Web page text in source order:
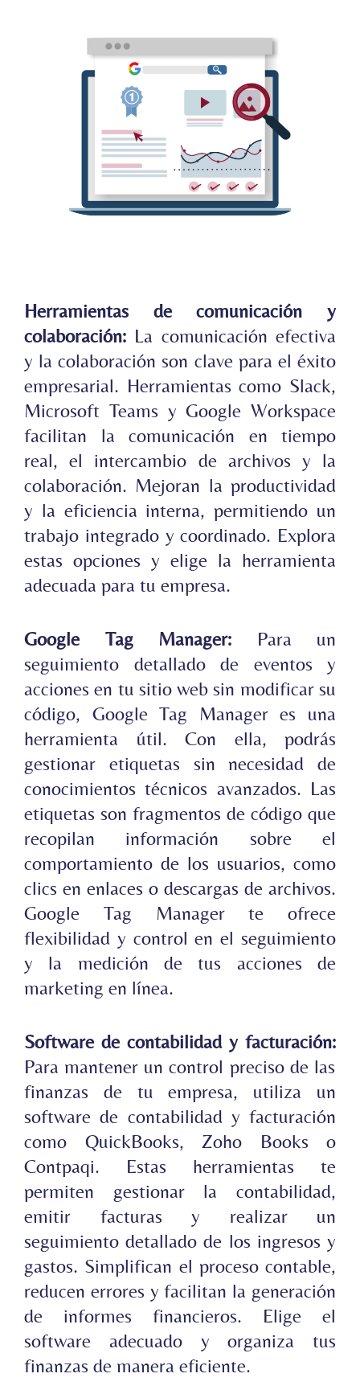
Herramientas de comunicación y
colaboración: La comunicación efectiva
y la colaboración son clave para el éxito
empresarial. Herramientas como Slack,
Microsoft Teams y Google Workspace
facilitan la comunicación en tiempo
real, el intercambio de archivos y la
colaboración. Mejoran la productividad
y la eficiencia interna, permitiendo un
trabajo integrado y coordinado. Explora
estas opciones y elige la herramienta
adecuada para tu empresa.
Google Tag Manager: Para un
seguimiento detallado de eventos y
acciones en tu sitio web sin modificar su
código, Google Tag Manager es una
herramienta útil. Con ella, podrás
gestionar etiquetas sin necesidad de
conocimientos técnicos avanzados. Las
etiquetas son fragmentos de código que
recopilan información sobre el
comportamiento de los usuarios, como
clics en enlaces o descargas de archivos.
Google Tag Manager te ofrece
flexibilidad y control en el seguimiento
y la medición de tus acciones de
marketing en línea.
Software de contabilidad y facturación:
Para mantener un control preciso de las
finanzas de tu empresa, utiliza un
software de contabilidad y facturación
como QuickBooks, Zoho Books o
Contpaqi. Estas herramientas te
permiten gestionar la contabilidad,
emitir facturas y realizar un
seguimiento detallado de los ingresos y
gastos. Simplifican el proceso contable,
reducen errores y facilitan la generación
de informes financieros. Elige el
software adecuado y organiza tus
finanzas de manera eficiente.